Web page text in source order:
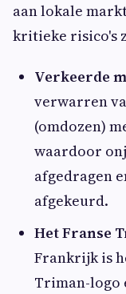
aan lokale
kritieke risico's
Verkeerde
verwarren
(omdozen)
waardoor
afgedragen
afgekeurd.
Het Franse
Frankrijk is
Triman-logo